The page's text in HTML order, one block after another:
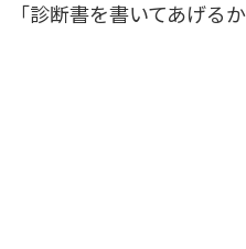
診断書を書いてあげる